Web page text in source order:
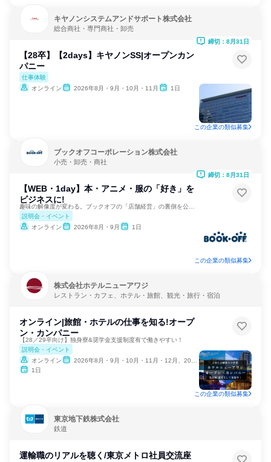
キヤノンシステムアンドサポート株式会社
総合商社・専門商社・卸売
【28卒】【2days】キヤノンSS|オープンカン
パニー
仕事体験
オンライン
2026年8月・9月・10月・11月 1日
締切：8月31日
この企業の類似募集
ブックオフコーポレーション株式会社
小売・卸売・商社
【WEB・1day】本・アニメ・服の「好き」を
ビジネスに!
説明会・イベント
オンライン
2026年8月・9月 1日
締切：8月31日
この企業の類似募集
株式会社ホテルニューアワジ
レストラン・カフェ、ホテル・旅館、観光・旅行・宿泊
オンライン|旅館・ホテルの仕事を知る!オープ
ン・カンパニー
【28／29卒向け】独身寮&奨学金支援制度有で働きやすい！
説明会・イベント
オンライン
2026年8月・9月・10月・11月・12月、2027年1月
1日
この企業の類似募集
東京地下鉄株式会社
鉄道
運輸職のリアルを聴く/東京メトロ社員交流座